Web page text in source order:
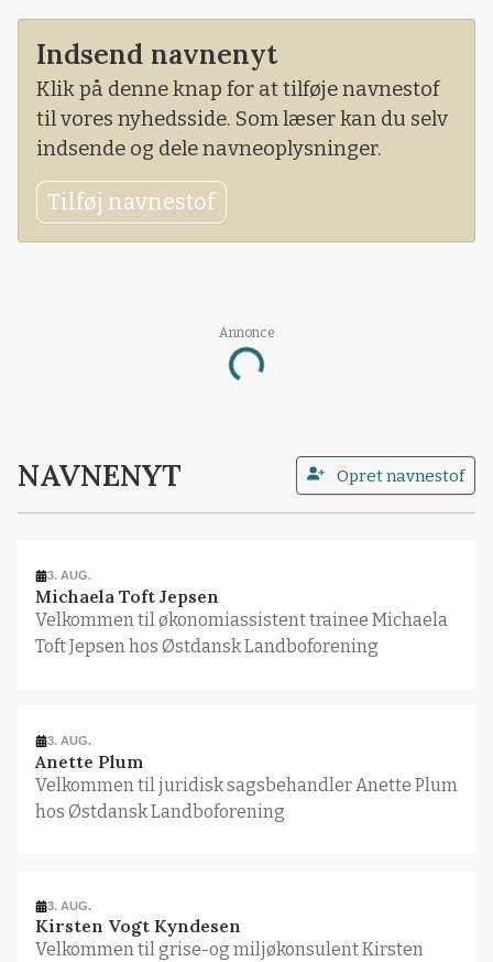
Indsend navnenyt
Klik på denne knap for at tilføje navnestof
til vores nyhedsside. Som læser kan du selv
indsende og dele navneoplysninger.
Tilføj navnestof
Annonce
Loading...
NAVNENYT Opret navnestof
3. AUG.
Michaela Toft Jepsen
Velkommen til økonomiassistent trainee Michaela
Toft Jepsen hos Østdansk Landboforening
3. AUG.
Anette Plum
Velkommen til juridisk sagsbehandler Anette Plum
hos Østdansk Landboforening
3. AUG.
Kirsten Vogt Kyndesen
Velkommen til grise-og miljøkonsulent Kirsten